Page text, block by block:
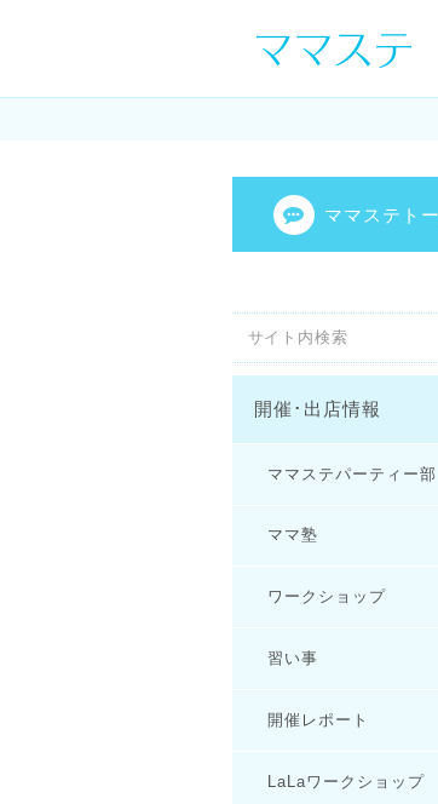
ママの才
ママステト
開催･出店情報
ママステパーティー部
ママ塾
ワークショップ
習い事
開催レポート
LaLaワークショップ